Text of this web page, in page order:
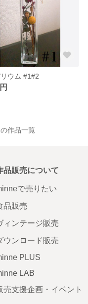
ウム #1#2
作品一覧
品販売について
で売りたい
品販売
ィンテージ販売
ウンロード販売
PLUS
LAB
売支援企画・イベント